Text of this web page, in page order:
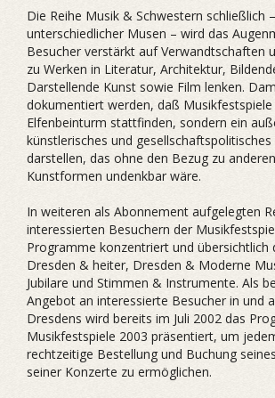
Die Reihe Musik & Schwestern schließlich
unterschiedlicher Musen – wird das
Besucher verstärkt auf Verwandtschaften
zu Werken in Literatur, Architektur,
Darstellende Kunst sowie Film lenken.
dokumentiert werden, daß Musikfestspiele
Elfenbeinturm stattfinden, sondern ein
künstlerisches und gesellschaftspolitisches
darstellen, das ohne den Bezug zu
Kunstformen undenkbar wäre.
In weiteren als Abonnement aufgelegten
interessierten Besuchern der
Programme konzentriert und übersichtlich
Dresden & heiter, Dresden & Moderne
Jubilare und Stimmen & Instrumente. Als
Angebot an interessierte Besucher in und
Dresdens wird bereits im Juli 2002 das
Musikfestspiele 2003 präsentiert, um
rechtzeitige Bestellung und Buchung
seiner Konzerte zu ermöglichen.